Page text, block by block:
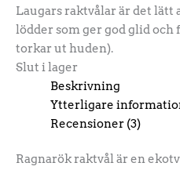
Laugars raktvålar är det lätt
lödder som ger god glid och
torkar ut huden).
Slut i lager
Beskrivning
Ytterligare
Recensioner (3)
Ragnarök raktvål är en